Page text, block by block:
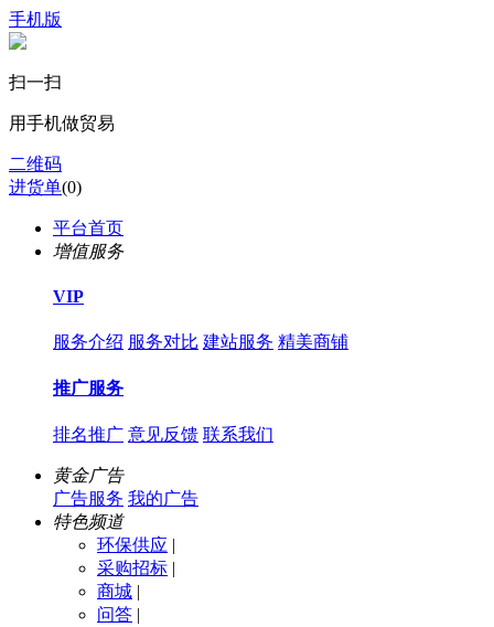
手机版
扫一扫
用手机做贸易
二维码
进货单(0)
平台首页
增值服务
VIP
服务介绍 服务对比 建站服务 精美商铺
推广服务
排名推广 意见反馈 联系我们
黄金广告
广告服务 我的广告
特色频道
环保供应 |
采购招标 |
商城 |
问答 |